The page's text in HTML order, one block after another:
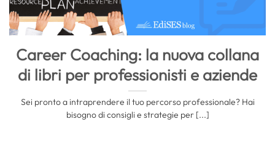
Career Coaching: la nuova collana
di libri per professionisti e aziende
Sei pronto a intraprendere il tuo percorso professionale? Hai
bisogno di consigli e strategie per [...]